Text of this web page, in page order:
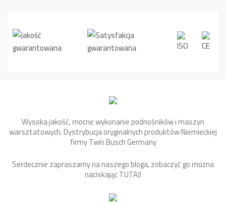
Wysoka jakość, mocne wykonanie podnośników i maszyn
warsztatowych. Dystrybucja oryginalnych produktów Niemieckiej
firmy Twin Busch Germany
Serdecznie zapraszamy na naszego bloga, zobaczyć go można
naciskającTUTAJ!